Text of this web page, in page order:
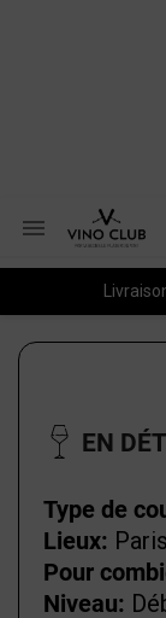

EN
Type de
Lieux: Paris
Pour
Niveau: